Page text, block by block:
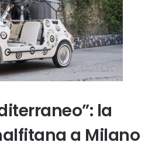
la
a Milano